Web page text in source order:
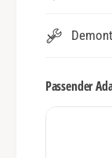
Passender